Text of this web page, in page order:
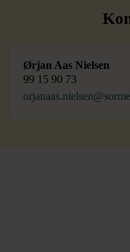
Ørjan Aas Nielsen
99 15 90 73